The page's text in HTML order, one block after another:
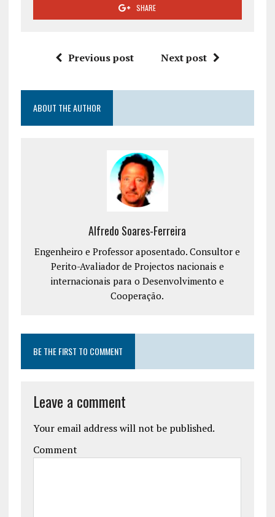
SHARE
Previous post Next post
ABOUT THE AUTHOR
Alfredo Soares-Ferreira
Engenheiro e Professor aposentado. Consultor e
Perito-Avaliador de Projectos nacionais e
internacionais para o Desenvolvimento e
Cooperação.
BE THE FIRST TO COMMENT
Leave a comment
Your email address will not be published.
Comment